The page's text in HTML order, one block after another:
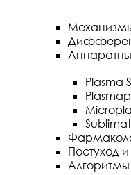
Plasma
Постуход